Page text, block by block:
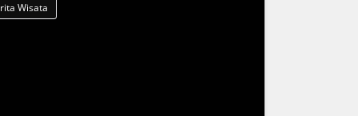
Wisata